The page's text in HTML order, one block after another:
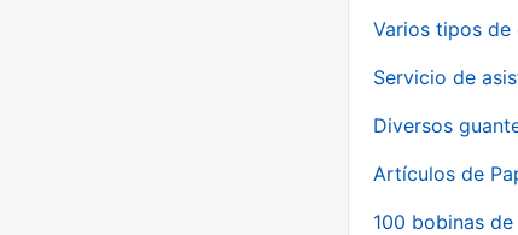
Varios tipos de
Servicio de
Diversos
Artículos de
100 bobinas